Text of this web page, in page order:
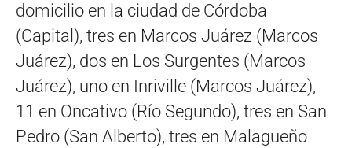
domicilio en la ciudad de Córdoba
(Capital), tres en Marcos Juárez (Marcos
Juárez), dos en Los Surgentes (Marcos
Juárez), uno en Inriville (Marcos Juárez),
11 en Oncativo (Río Segundo), tres en San
Pedro (San Alberto), tres en Malagueño